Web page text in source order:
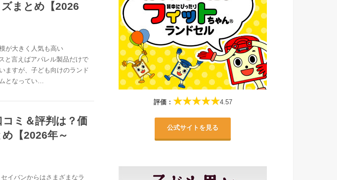
まとめ【2026
が大きく人気も高い
と言えばアパレル製品だけで
ますが、子ども向けのランド
となってい…
ミ＆評判は？価
【2026年～
イバンからはさまざまなラ
評価： ★★★★★4.57
公式サイトを見る